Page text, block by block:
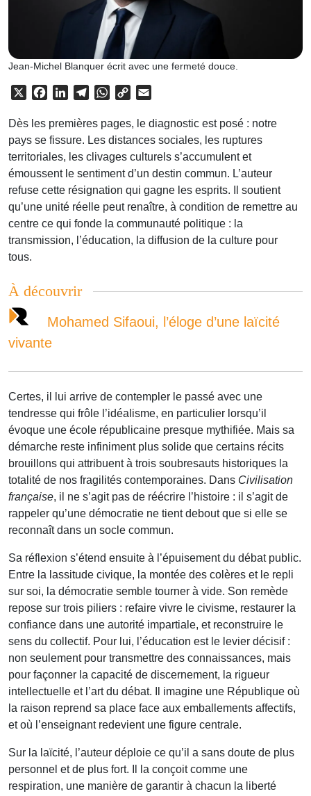
Jean-Michel Blanquer écrit avec une fermeté douce.
X FacebookLinkedInTelegramWhatsApp
Copy
Dès les premières pages, le diagnostic est posé : notre
pays se fissure. Les distances sociales, les ruptures
territoriales, les clivages culturels s’accumulent et
émoussent le sentiment d’un destin commun. L’auteur
refuse cette résignation qui gagne les esprits. Il soutient
qu’une unité réelle peut renaître, à condition de remettre au
centre ce qui fonde la communauté politique : la
transmission, l’éducation, la diffusion de la culture pour
tous.
À découvrir
Mohamed Sifaoui, l’éloge d’une laïcité
vivante
Certes, il lui arrive de contempler le passé avec une
tendresse qui frôle l’idéalisme, en particulier lorsqu’il
évoque une école républicaine presque mythifiée. Mais sa
démarche reste infiniment plus solide que certains récits
brouillons qui attribuent à trois soubresauts historiques la
totalité de nos fragilités contemporaines. Dans Civilisation
française, il ne s’agit pas de réécrire l’histoire : il s’agit de
rappeler qu’une démocratie ne tient debout que si elle se
reconnaît dans un socle commun.
Sa réflexion s’étend ensuite à l’épuisement du débat public.
Entre la lassitude civique, la montée des colères et le repli
sur soi, la démocratie semble tourner à vide. Son remède
repose sur trois piliers : refaire vivre le civisme, restaurer la
confiance dans une autorité impartiale, et reconstruire le
sens du collectif. Pour lui, l’éducation est le levier décisif :
non seulement pour transmettre des connaissances, mais
pour façonner la capacité de discernement, la rigueur
intellectuelle et l’art du débat. Il imagine une République où
la raison reprend sa place face aux emballements affectifs,
et où l’enseignant redevient une figure centrale.
Sur la laïcité, l’auteur déploie ce qu’il a sans doute de plus
personnel et de plus fort. Il la conçoit comme une
respiration, une manière de garantir à chacun la liberté